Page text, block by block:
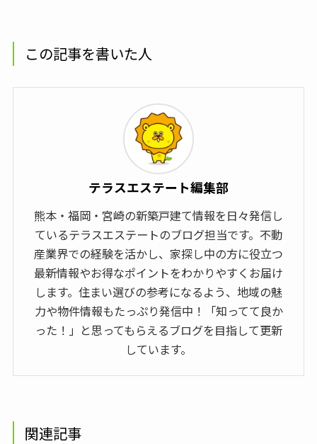
この記事を書いた人
テラスエステート編集部
熊本・福岡・宮崎の新築戸建て情報を日々発信し
ているテラスエステートのブログ担当です。不動
産業界での経験を活かし、家探し中の方に役立つ
最新情報やお得なポイントをわかりやすくお届け
します。住まい選びの参考になるよう、地域の魅
力や物件情報もたっぷり発信中！「知ってて良か
った！」と思ってもらえるブログを目指して更新
しています。
関連記事